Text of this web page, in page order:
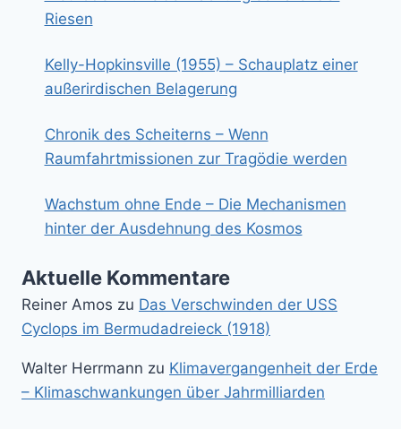
Riesen
Kelly-Hopkinsville (1955) – Schauplatz einer
außerirdischen Belagerung
Chronik des Scheiterns – Wenn
Raumfahrtmissionen zur Tragödie werden
Wachstum ohne Ende – Die Mechanismen
hinter der Ausdehnung des Kosmos
Aktuelle Kommentare
Reiner Amos zu Das Verschwinden der USS
Cyclops im Bermudadreieck (1918)
Walter Herrmann zu Klimavergangenheit der Erde
– Klimaschwankungen über Jahrmilliarden